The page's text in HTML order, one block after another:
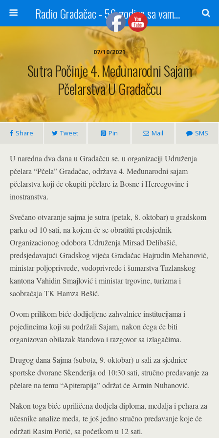
Radio Gradačac - 56 godina sa vama...
07/10/2021
Sutra Počinje 4. Međunarodni Sajam
Pčelarstva U Gradačcu
Share Tweet Pin Mail SMS
U naredna dva dana u Gradačcu se, u organizaciji Udruženja
pčelara “Pčela” Gradačac, održava 4. Međunarodni sajam
pčelarstva koji će okupiti pčelare iz Bosne i Hercegovine i
inostranstva.
Svečano otvaranje sajma je sutra (petak, 8. oktobar) u gradskom
parku od 10 sati, na kojem će se obratitti predsjednik
Organizacionog odobora Udruženja Mirsad Delibašić,
predsjedavajući Gradskog vijeća Gradačac Hajrudin Mehanović,
ministar poljoprivrede, vodoprivrede i šumarstva Tuzlanskog
kantona Vahidin Smajlović i ministar trgovine, turizma i
saobraćaja TK Hamza Bešić.
Ovom prilikom biće dodijeljene zahvalnice institucijama i
pojedincima koji su podržali Sajam, nakon ćega će biti
organizovan obilazak štandova i razgovor sa izlagačima.
Drugog dana Sajma (subota, 9. oktobar) u sali za sjednice
sportske dvorane Skenderija od 10:30 sati, stručno predavanje za
pčelare na temu “Apiterapija” održat će Armin Nuhanović.
Nakon toga biće upriličena dodjela diploma, medalja i pehara za
učesnike analize meda, te još jedno stručno predavanje koje će
održati Rasim Porić, sa početkom u 12 sati.